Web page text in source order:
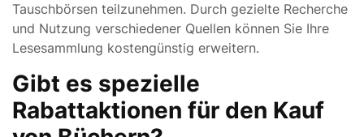
Tauschbörsen teilzunehmen. Durch gezielte Recherche
und Nutzung verschiedener Quellen können Sie Ihre
Lesesammlung kostengünstig erweitern.
Gibt es spezielle
Rabattaktionen für den Kauf